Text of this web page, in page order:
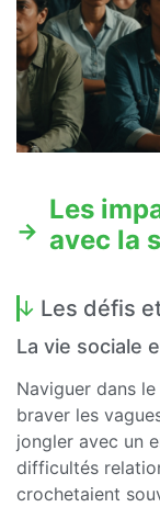
Les
avec la
Les défis
La vie sociale
Naviguer dans
braver les
jongler avec un
difficultés
crochetaient